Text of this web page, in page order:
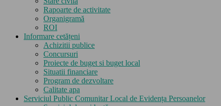
Rapoarte de activitate
Organigramă
ROI
Informare cetățeni
Achizitii publice
Concursuri
Proiecte de buget si buget local
Situatii financiare
Program de dezvoltare
Calitate apa
Serviciul Public Comunitar Local de Evidența Persoanelor